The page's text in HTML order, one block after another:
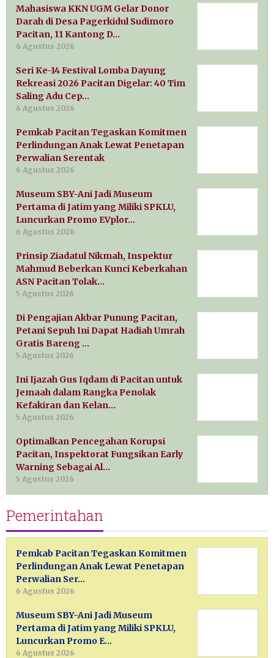
Mahasiswa KKN UGM Gelar Donor
Darah di Desa Pagerkidul Sudimoro
Pacitan, 11 Kantong D…
6 Agustus 2026
Seri Ke-14 Festival Lomba Dayung
Rekreasi 2026 Pacitan Digelar: 40 Tim
Saling Adu Cep…
6 Agustus 2026
Pemkab Pacitan Tegaskan Komitmen
Perlindungan Anak Lewat Penetapan
Perwalian Serentak
6 Agustus 2026
Museum SBY-Ani Jadi Museum
Pertama di Jatim yang Miliki SPKLU,
Luncurkan Promo EVplor…
6 Agustus 2026
Prinsip Ziadatul Nikmah, Inspektur
Mahmud Beberkan Kunci Keberkahan
ASN Pacitan Tolak…
5 Agustus 2026
Di Pengajian Akbar Punung Pacitan,
Petani Sepuh Ini Dapat Hadiah Umrah
Gratis Bareng …
5 Agustus 2026
Ini Ijazah Gus Iqdam di Pacitan untuk
Jemaah dalam Rangka Penolak
Kefakiran dan Kelan…
5 Agustus 2026
Optimalkan Pencegahan Korupsi
Pacitan, Inspektorat Fungsikan Early
Warning Sebagai Al…
5 Agustus 2026
Pemerintahan
Pemkab Pacitan Tegaskan Komitmen
Perlindungan Anak Lewat Penetapan
Perwalian Ser…
6 Agustus 2026
Museum SBY-Ani Jadi Museum
Pertama di Jatim yang Miliki SPKLU,
Luncurkan Promo E…
6 Agustus 2026